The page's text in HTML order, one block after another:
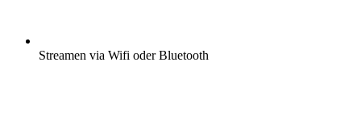
Streamen via Wifi oder Bluetooth